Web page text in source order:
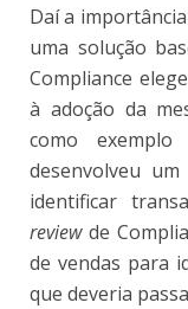
Daí a
uma solução
Compliance
à adoção da
como
desenvolveu
identificar
reviewde
de vendas para
que deveria